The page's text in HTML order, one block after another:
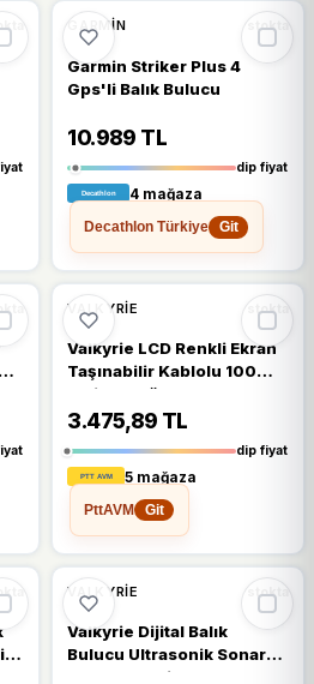
%15
GARMIN stokta
Garmin Striker Plus 4
Gps'li Balık Bulucu
10.989 TL
dip fiyat
4 mağaza
Decathlon Türkiye
Git
%13
VALKYRIE stokta
Valkyrie LCD Renkli Ekran
Taşınabilir Kablolu 100
M'lik Aralığı Sonar Yankı
Iskandil Balık Bulucu
3.475,89 TL
dip fiyat
5 mağaza
PttAVM
Git
%13
VALKYRIE stokta
Valkyrie Dijital Balık
Bulucu Ultrasonik Sonar
Gps100mt Siyah